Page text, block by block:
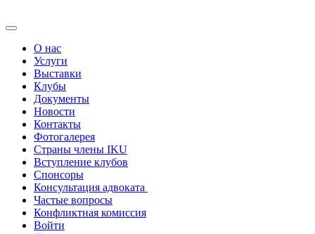
О нас
Услуги
Выставки
Клубы
Документы
Новости
Контакты
Фотогалерея
Страны члены IKU
Вступление клубов​
Спонсоры
Консультация адвоката ​
Частые вопросы
Конфликтная комиссия
Войти